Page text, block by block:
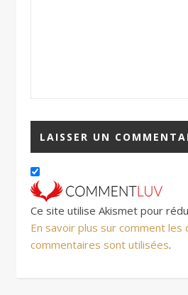
Ce site utilise Akismet pour
En savoir plus sur comment les
commentaires sont utilisées.